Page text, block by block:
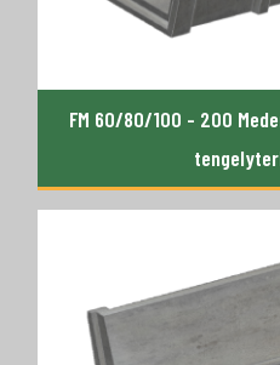
FM 60/80/100 - 200